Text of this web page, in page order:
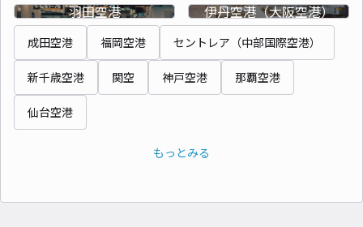
羽田空港
伊丹空港（大阪空港）
成田空港 福岡空港 セントレア（中部国際空港）
新千歳空港 関空 神戸空港 那覇空港
仙台空港
もっとみる